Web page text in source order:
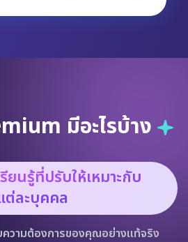
มีอะไรบ้าง
ยนรู้ที่ปรับให้เหมาะกับ
ต่ละบุคคล
วามต้องการของคุณอย่างแท้จริง